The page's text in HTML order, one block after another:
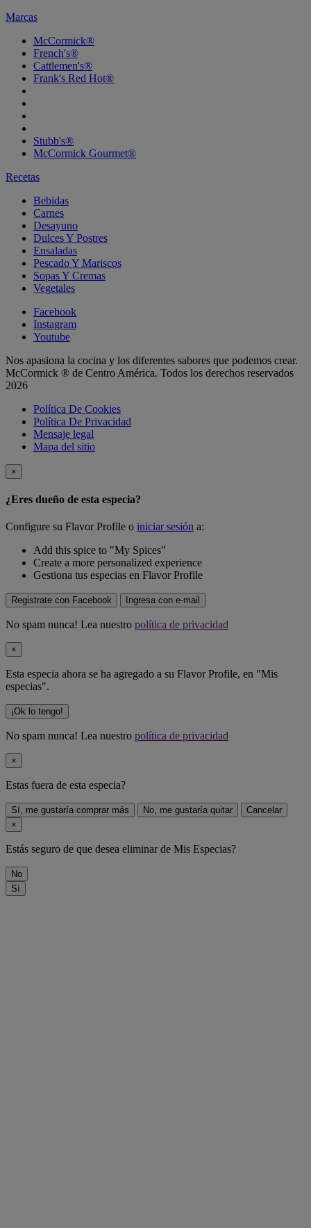
Marcas
McCormick®
French's®
Cattlemen's®
Frank's Red Hot®
Stubb's®
McCormick Gourmet®
Recetas
Bebidas
Carnes
Desayuno
Dulces Y Postres
Ensaladas
Pescado Y Mariscos
Sopas Y Cremas
Vegetales
Facebook
Instagram
Youtube
Nos apasiona la cocina y los diferentes sabores que podemos crear.
McCormick ® de Centro América. Todos los derechos reservados
2026
Política De Cookies
Política De Privacidad
Mensaje legal
Mapa del sitio
×
¿Eres dueño de esta especia?
Configure su Flavor Profile o iniciar sesión a:
Add this spice to "My Spices"
Create a more personalized experience
Gestiona tus especias en Flavor Profile
Registrate con Facebook Ingresa con e-mail
No spam nunca! Lea nuestro política de privacidad
×
Esta especia ahora se ha agregado a su Flavor Profile, en "Mis
especias".
¡Ok lo tengo!
No spam nunca! Lea nuestro política de privacidad
×
Estas fuera de esta especia?
Sí, me gustaría comprar más No, me gustaría quitar
Cancelar
×
Estás seguro de que desea eliminarde Mis Especias?
No
Sí